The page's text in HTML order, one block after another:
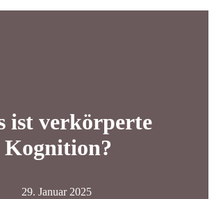
ist verkörperte
Kognition?
29. Januar 2025